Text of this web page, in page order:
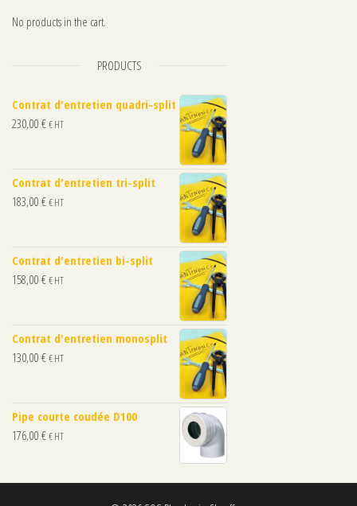
No products in the cart.
PRODUCTS
Contrat d'entretien quadri-split
230,00 €€ HT
Contrat d'entretien tri-split
183,00 €€ HT
Contrat d'entretien bi-split
158,00 €€ HT
Contrat d'entretien monosplit
130,00 €€ HT
Pipe courte coudée D100
176,00 €€ HT